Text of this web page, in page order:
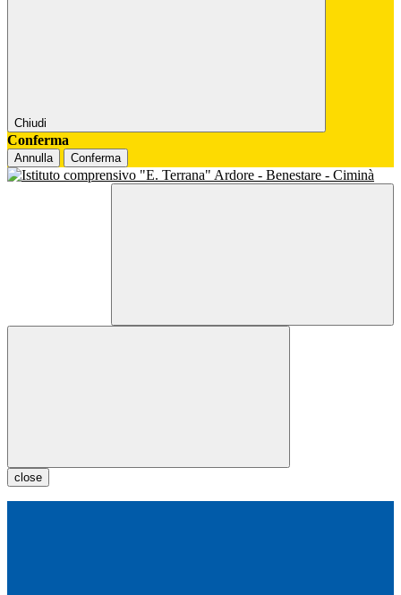
Chiudi
Conferma
Annulla Conferma
close